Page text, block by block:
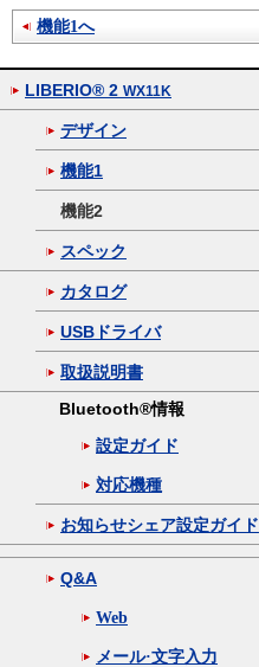
機能1へ
LIBERIO® 2 WX11K
デザイン
機能1
機能2
スペック
カタログ
USBドライバ
取扱説明書
Bluetooth®情報
設定ガイド
対応機種
お知らせシェア設定ガイド
Q&A
Web
メール·文字入力